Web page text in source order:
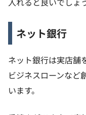
ネット銀行
ネット銀行は実店舗
ビジネスローンなど
います。